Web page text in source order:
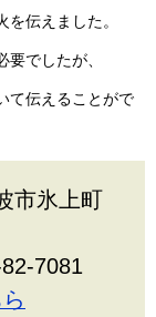
伝えました。
でしたが、
て伝えることがで
市氷上町
7081